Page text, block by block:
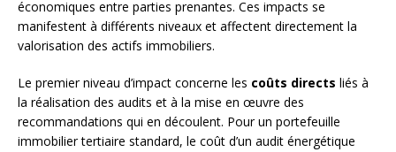
économiques entre parties prenantes. Ces impacts se
manifestent à différents niveaux et affectent directement la
valorisation des actifs immobiliers.
Le premier niveau d’impact concerne les coûts directs liés à
la réalisation des audits et à la mise en œuvre des
recommandations qui en découlent. Pour un portefeuille
immobilier tertiaire standard, le coût d’un audit énergétique